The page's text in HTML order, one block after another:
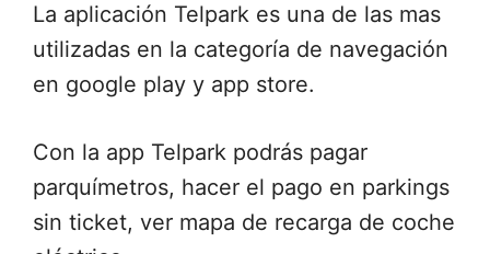
La aplicación Telpark es una de las mas
utilizadas en la categoría de navegación
en google play y app store.
Con la app Telpark podrás pagar
parquímetros, hacer el pago en parkings
sin ticket, ver mapa de recarga de coche